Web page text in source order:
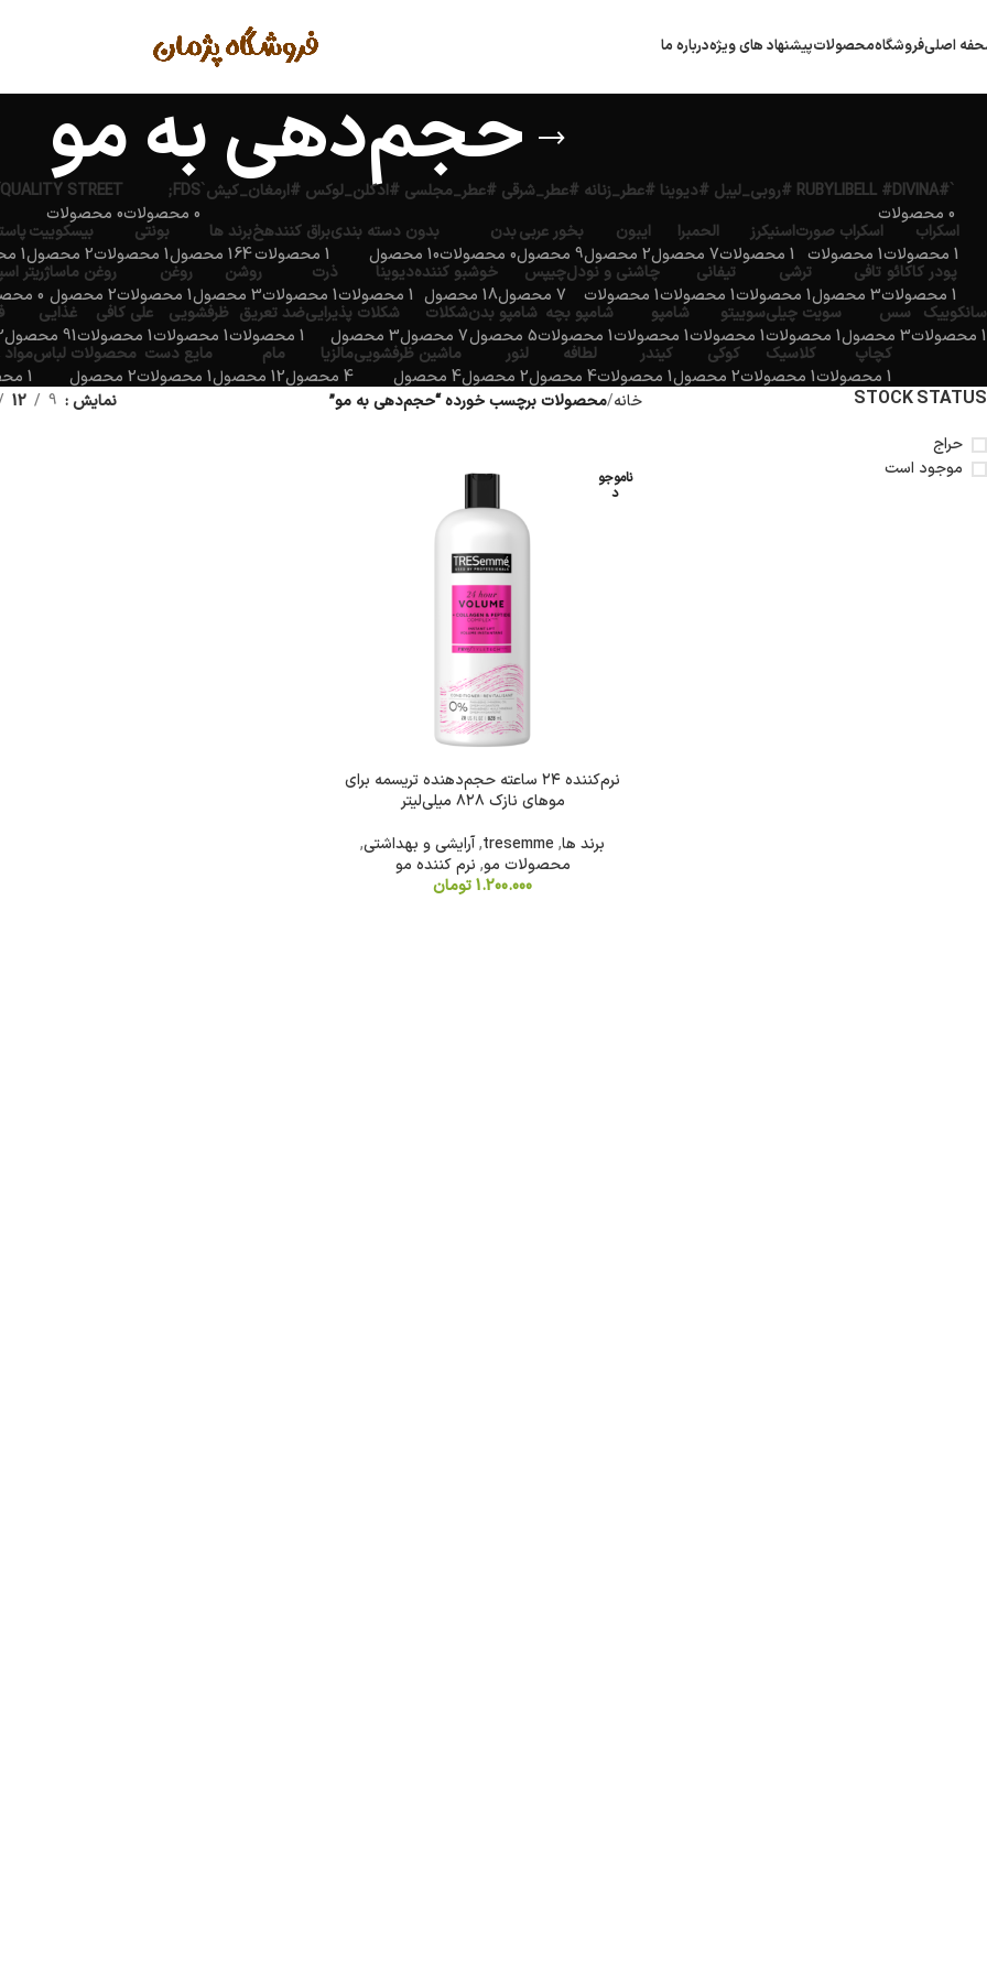
اصلیفروشگاهمحصولاتپیشنهاد های ویژهدرباره ما
حجم‌دهی به مو
`#RUBYLIBELL #DIVINA #روبی_لیبل #دیوینا #عطر_زنانه #عطر_شرقی #عطر_مجلسی #ادکلن_لوکس #ارمغان_کیش`
0 محصولات
FDS;
0 محصولات
QUALITY STREET
0 محصولات
اسکراب
1 محصولات
اسکراب صورت
1 محصولات
اسنیکرز
1 محصولات
الحمبرا
7 محصول
ایبون
2 محصول
بخور عربی
9 محصول
بدن
0 محصولات
بدون دسته بندی
10 محصول
براق کنندهخ
1 محصولات
برند ها
164 محصول
بونتی
1 محصولات
بیسکوییت
2 محصول
1 محصولات
پودر کاکائو
1 محصولات
تافی
3 محصول
ترشی
1 محصولات
تیفانی
1 محصولات
چاشنی و نودل
1 محصولات
چیپس
7 محصول
خوشبو کننده
18 محصول
دیوینا
1 محصولات
ذرت
1 محصولات
روشن
3 محصول
روغن
1 محصولات
روغن ماساژ
2 محصول
ریتر
0 محصولات
سانکوییک
1 محصولات
سس
3 محصول
سویت چیلی
1 محصولات
سوییتو
1 محصولات
شامپو
1 محصولات
شامپو بچه
1 محصولات
شامپو بدن
5 محصول
شکلات
7 محصول
شکلات پذیرایی
3 محصول
ضد تعریق
1 محصولات
ظرفشویی
1 محصولات
علی کافی
1 محصولات
غذایی
91 محصول
2
کچاپ
1 محصولات
کلاسیک
1 محصولات
کوکی
2 محصول
کیندر
1 محصولات
لطافه
4 محصول
لنور
2 محصول
ماشین ظرفشویی
4 محصول
مالزیا
4 محصول
مام
12 محصول
مایع دست
1 محصولات
محصولات لباس
2 محصول
1 محصولات
STOCK STATUS
حراج
موجود است
خانه محصولات برچسب خورده “حجم‌دهی به مو” نمایش 9
12
ناموجو
د
نرم‌کننده ۲۴ ساعته حجم‌دهنده تریسمه برای
موهای نازک ۸۲۸ میلی‌لیتر
برند ها,
tresemme
,آرایشی و بهداشتی,
محصولات مو, نرم کننده مو
1.200.000 تومان